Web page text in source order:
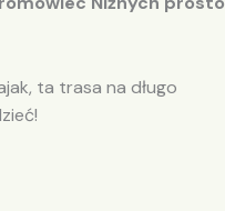
ta trasa na długo